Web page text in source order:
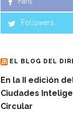
Followers
EL BLOG DEL
En la II edición
Ciudades
Circular